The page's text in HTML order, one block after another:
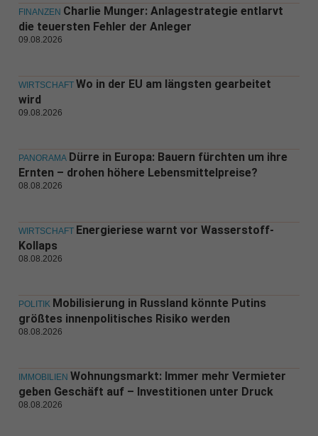
FINANZEN Charlie Munger: Anlagestrategie entlarvt
die teuersten Fehler der Anleger
09.08.2026
WIRTSCHAFT Wo in der EU am längsten gearbeitet
wird
09.08.2026
PANORAMA Dürre in Europa: Bauern fürchten um ihre
Ernten – drohen höhere Lebensmittelpreise?
08.08.2026
WIRTSCHAFT Energieriese warnt vor Wasserstoff-
Kollaps
08.08.2026
POLITIK Mobilisierung in Russland könnte Putins
größtes innenpolitisches Risiko werden
08.08.2026
IMMOBILIEN Wohnungsmarkt: Immer mehr Vermieter
geben Geschäft auf – Investitionen unter Druck
08.08.2026